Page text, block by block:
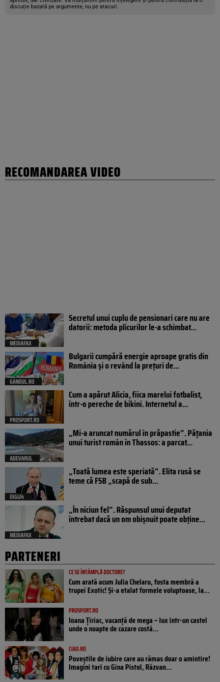
discuție bazată pe argumente, nu pe atacuri.
RECOMANDAREA VIDEO
MEDIAFAX
Secretul unui cuplu de pensionari care nu are
datorii: metoda plicurilor le-a schimbat...
GANDUL.RO
Bulgarii cumpără energie aproape gratis din
România și o revând la prețuri de...
PROSPORT.RO
Cum a apărut Alicia, fiica marelui fotbalist,
într-o pereche de bikini. Internetul a...
ADEVARUL
„Mi-a aruncat numărul în prăpastie”. Pățania
unui turist român în Thassos: a parcat...
DIGI24
„Toată lumea este speriată”. Elita rusă se
teme că FSB „scapă de sub...
MEDIAFAX
„În niciun fel”. Răspunsul unui deputat
întrebat dacă un om obișnuit poate obține...
PARTENERI
CE SE ÎNTÂMPLĂ DOCTORE?
Cum arată acum Julia Chelaru, fosta membră a
trupei Exotic! Și-a etalat formele voluptoase, la...
PROSPORT.RO
Ioana Țiriac, vacanță de mega – lux într-un castel
unde o noapte de cazare costă...
CIAO.RO
Poveştile de iubire care au rămas doar o amintire!
Imagini tari cu Gina Pistol, Răzvan...